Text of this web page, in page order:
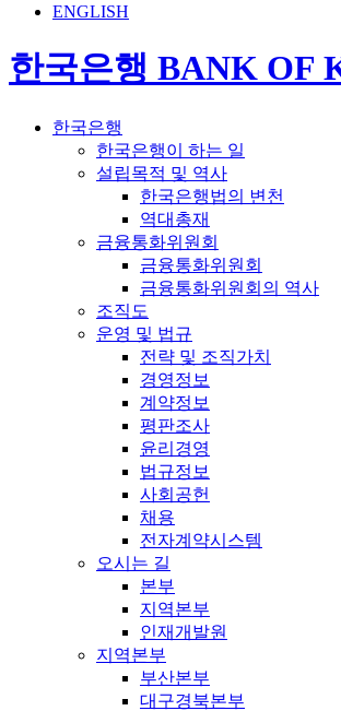
ENGLISH
한국은행 BANK OF
한국은행
한국은행이 하는 일
설립목적 및 역사
한국은행법의 변천
역대총재
금융통화위원회
금융통화위원회
금융통화위원회의 역사
조직도
운영 및 법규
전략 및 조직가치
경영정보
계약정보
평판조사
윤리경영
법규정보
사회공헌
채용
전자계약시스템
오시는 길
본부
지역본부
인재개발원
지역본부
부산본부
대구경북본부